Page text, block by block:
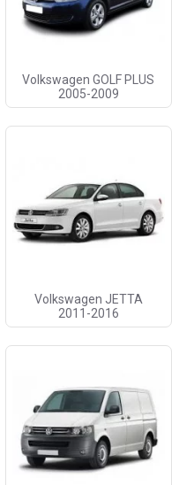
Volkswagen GOLF PLUS
2005-2009
Volkswagen JETTA
2011-2016